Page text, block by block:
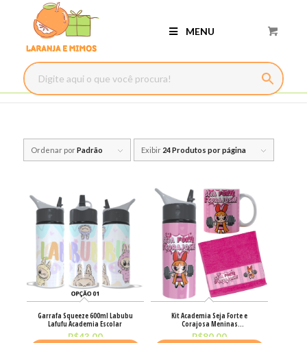
MENU
Ordenar porPadrão Exibir 24 Produtos por página
Garrafa Squeeze 600ml Labubu
Lafufu Academia Escolar
R$43,00
Kit Academia Seja Forte e
Corajosa Meninas
Superpoderosas
R$80,00